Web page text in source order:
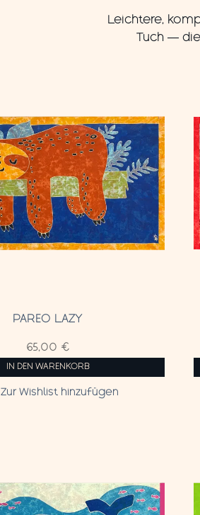
Leichtere,
Tuch —
PAREO LAZY
65,00 €
IN DEN WARENKORB
Zur Wishlist hinzufügen